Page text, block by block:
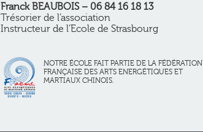
Franck BEAUBOIS – 06 84 16 18 13
Trésorier de l’association
Instructeur de l’Ecole de Strasbourg
NOTRE ÉCOLE FAIT PARTIE DE LA FÉDÉRATION
FRANÇAISE DES ARTS ENERGÉTIQUES ET
MARTIAUX CHINOIS.